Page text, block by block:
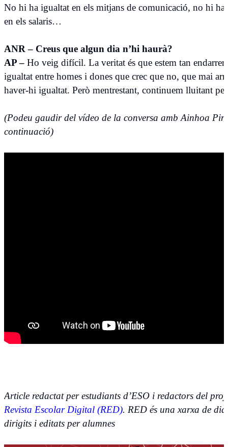
No hi ha igualtat en els mitjans de comunicació, no hi ha
en els salaris…
ANR – Creus que algun dia n’hi haurà?
AP – Ho veig difícil. La veritat és que estem tan
igualtat entre homes i dones que crec que no, que mai
haver-hi igualtat. Però mentrestant, continuem lluitant
(Podeu gaudir del vídeo de la conversa amb Ainhoa
continuació)
Article redactat per estudiants d’ESO i redactors del
Revista Escolar Digital (RED). RED és una xarxa de
dirigits i editats per alumnes